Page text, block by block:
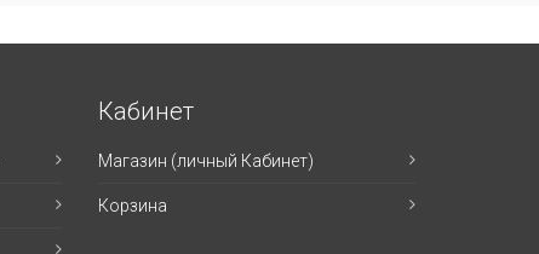
Кабинет
Магазин (личный Кабинет)
Корзина